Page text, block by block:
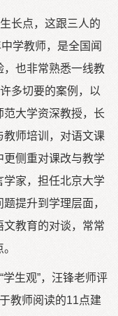
长点，这跟三人的
学教师，是全国闻
，也非常熟悉一线教
多切要的案例，以
范大学资深教授，长
教师培训，对语文课
更侧重对课改与教学
学家，担任北京大学
提升到学理层面，
教育的对谈，常常
学生观”，汪锋老师评
教师阅读的11点建